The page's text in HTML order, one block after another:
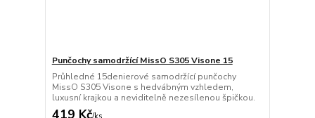
Punčochy samodržící MissO S305 Visone 15
Průhledné 15denierové samodržící punčochy
MissO S305 Visone s hedvábným vzhledem,
luxusní krajkou a neviditelně nezesílenou špičkou.